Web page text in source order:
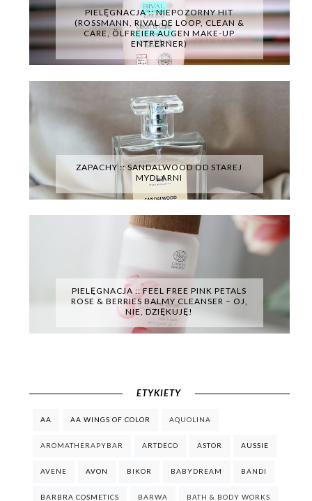
PIELĘGNACJA :: NIEPOZORNY HIT
(ROSSMANN, RIVAL DE LOOP, CLEAN &
CARE, ÖLFREIER AUGEN MAKE-UP
ENTFERNER)
ZAPACHY :: SANDALWOOD OD STAREJ
MYDLARNI
PIELĘGNACJA :: FEEL FREE PINK PETALS
ROSE & BERRIES BALMY CLEANSER – OJ,
NIE, DZIĘKUJĘ!
ETYKIETY
AA AA WINGS OF COLOR AQUOLINA
AROMATHERAPYBAR ARTDECO ASTOR AUSSIE
AVENE AVON BIKOR BABYDREAM BANDI
BARBRA COSMETICS BARWA BATH & BODY WORKS